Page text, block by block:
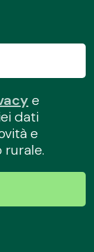
e
dati
e
rurale.